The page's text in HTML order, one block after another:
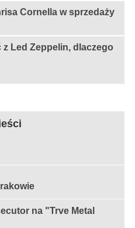
Cornella w sprzedaży
Led Zeppelin, dlaczego
na "Trve Metal